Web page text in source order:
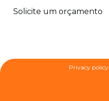
Solicite um orçamento
Privacy policy